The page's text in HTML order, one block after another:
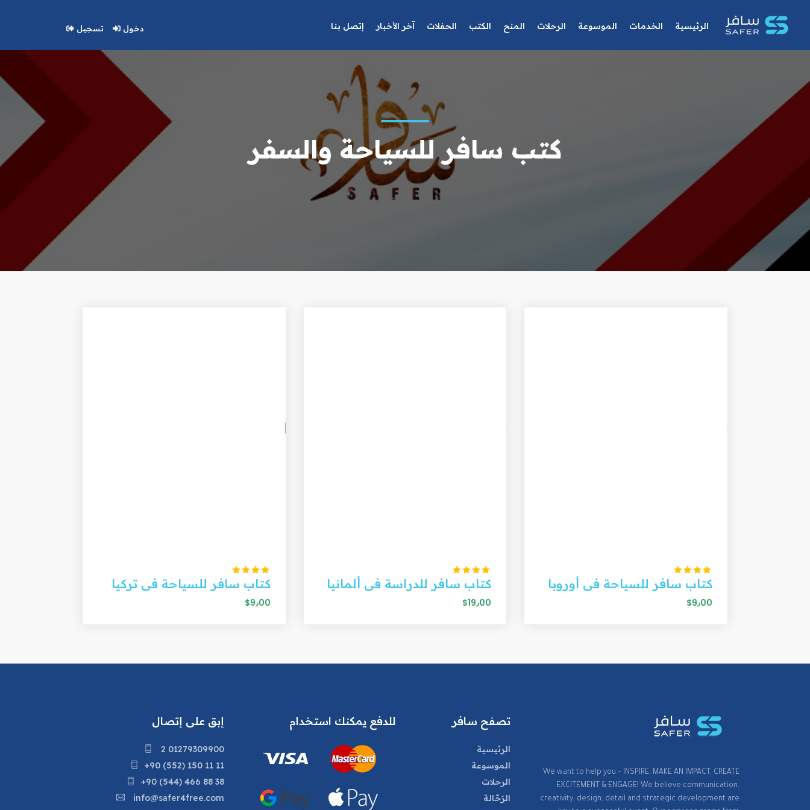
كتب سافر للسياحة والسفر
كتاب سافر للسياحة فى أوروبا
$9٫00
كتاب سافر للدراسة فى ألمانيا
$19٫00
كتاب سافر للسياحة فى تركيا
$9٫00
We want to help you – INSPIRE, MAKE AN IMPACT, CREATE
EXCITEMENT & ENGAGE! We believe communication,
creativity, design, detail and strategic development are
تصفح سافر
الرئيسية
الموسوعة
الرحلات
الرَحّالة
للدفع يمكنك استخدام إبق على إتصال
2 01279309900
+90 (552) 150 11 11
+90 (544) 466 88 38
info@safer4free.com
تسجيل دخول الرئيسية الخدمات الموسوعة الرحلات المنح الكتب الحفلات آخر الأخبار إتصل بنا